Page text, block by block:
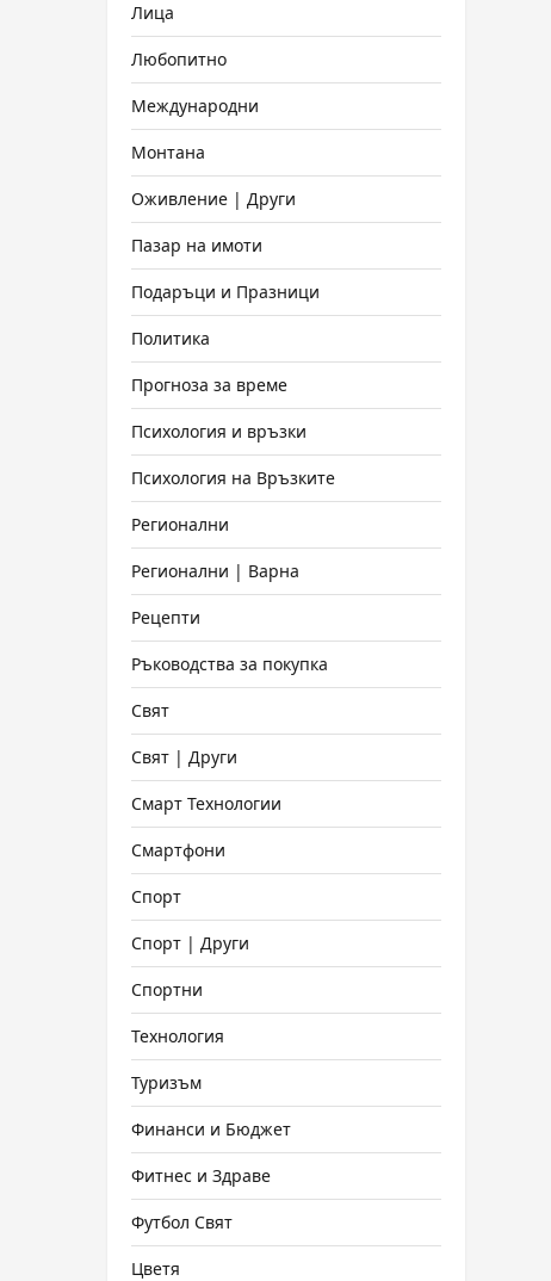
Лица
Любопитно
Международни
Монтана
Оживление | Други
Пазар на имоти
Подаръци и Празници
Политика
Прогноза за време
Психология и връзки
Психология на Връзките
Регионални
Регионални | Варна
Рецепти
Ръководства за покупка
Свят
Свят | Други
Смарт Технологии
Смартфони
Спорт
Спорт | Други
Спортни
Технология
Туризъм
Финанси и Бюджет
Фитнес и Здраве
Футбол Свят
Цветя